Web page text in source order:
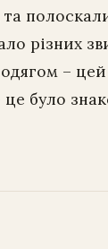
різних
– цей
було